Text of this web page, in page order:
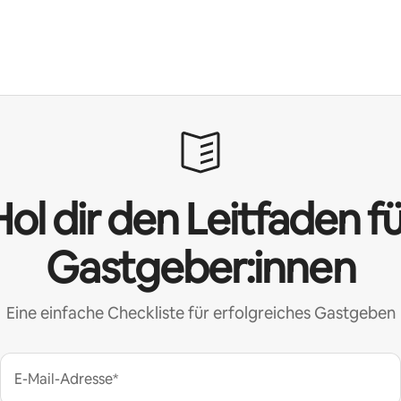
dir den Leitfaden
Gastgeber:innen
Eine einfache Checkliste für erfolgreiches Gastgeben
E-Mail-Adresse*